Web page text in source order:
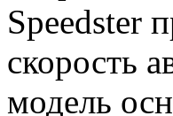
Speedster
скорость
модель